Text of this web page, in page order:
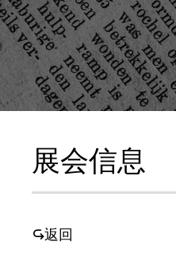
展会信息
返回